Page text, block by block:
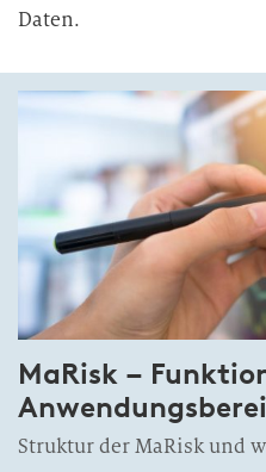
Daten.
MaRisk –
Struktur der MaRisk und